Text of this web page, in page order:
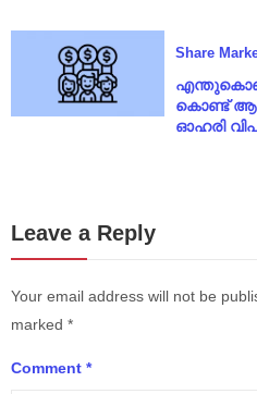
Share
കൊണ്ട്
ഓഹരി
Leave a Reply
Your email address will not be
marked *
Comment *